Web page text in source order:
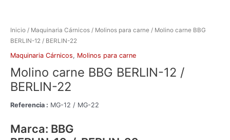
Inicio / Maquinaria Cárnicos / Molinos para carne / Molino carne BBG
BERLIN-12 / BERLIN-22
Maquinaria Cárnicos, Molinos para carne
Molino carne BBG BERLIN-12 /
BERLIN-22
Referencia : MG-12 / MG-22
Marca: BBG